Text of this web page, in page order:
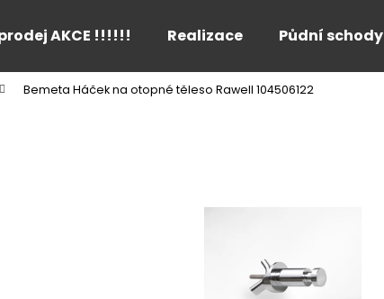
AKCE !!!!!! Realizace Půdní schody
Bemeta Háček na otopné těleso Rawell 104506122
Co potřebujete najít?